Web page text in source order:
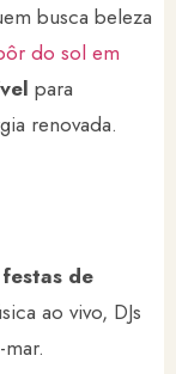
busca beleza
do sol em
para
renovada.
festas de
ao vivo, DJs